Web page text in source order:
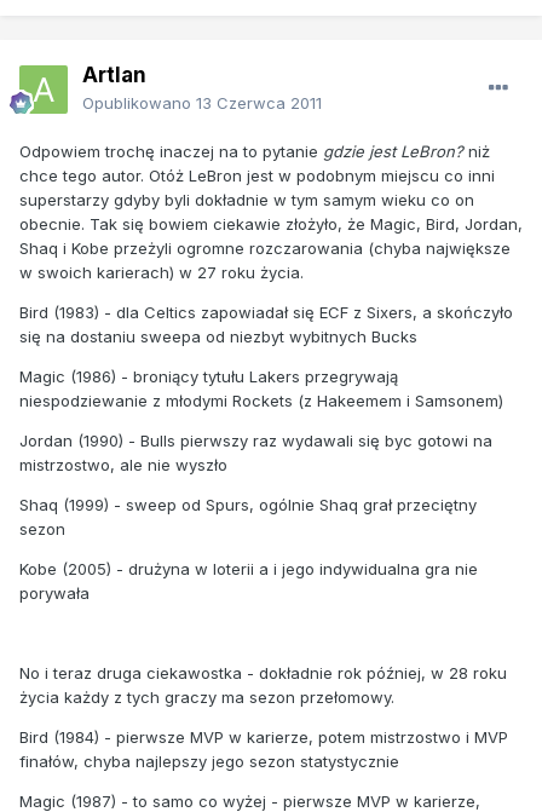
Artlan
Opublikowano 13 Czerwca 2011
Odpowiem trochę inaczej na to pytanie gdzie jest LeBron?niż
chce tego autor. Otóż LeBron jest w podobnym miejscu co inni
superstarzy gdyby byli dokładnie w tym samym wieku co on
obecnie. Tak się bowiem ciekawie złożyło, że Magic, Bird, Jordan,
Shaq i Kobe przeżyli ogromne rozczarowania (chyba największe
w swoich karierach) w 27 roku życia.
Bird (1983) - dla Celtics zapowiadał się ECF z Sixers, a skończyło
się na dostaniu sweepa od niezbyt wybitnych Bucks
Magic (1986) - broniący tytułu Lakers przegrywają
niespodziewanie z młodymi Rockets (z Hakeemem i Samsonem)
Jordan (1990) - Bulls pierwszy raz wydawali się byc gotowi na
mistrzostwo, ale nie wyszło
Shaq (1999) - sweep od Spurs, ogólnie Shaq grał przeciętny
sezon
Kobe (2005) - drużyna w loterii a i jego indywidualna gra nie
porywała
No i teraz druga ciekawostka - dokładnie rok później, w 28 roku
życia każdy z tych graczy ma sezon przełomowy.
Bird (1984) - pierwsze MVP w karierze, potem mistrzostwo i MVP
finałów, chyba najlepszy jego sezon statystycznie
Magic (1987) - to samo co wyżej - pierwsze MVP w karierze,